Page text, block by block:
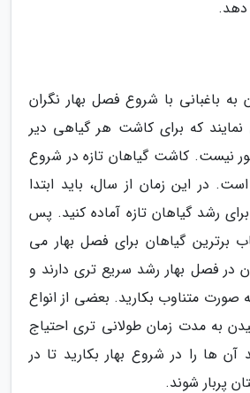
دهد.
به باغبانی با شروع فصل بهار نگران
که برای کاشت هر گیاهی دیر
نیست. کاشت گیاهان تازه در شروع
است. در این زمان از سال، باید ابتدا
رشد گیاهان تازه آماده کنید. پس
برترین گیاهان برای فصل بهار می
در فصل بهار رشد سریع تری دارند و
صورت متناوب بکارید. بعضی از انواع
به مدت زمان طولانی تری احتیاج
آن ها را در شروع بهار بکارید تا در
پربار شوند.